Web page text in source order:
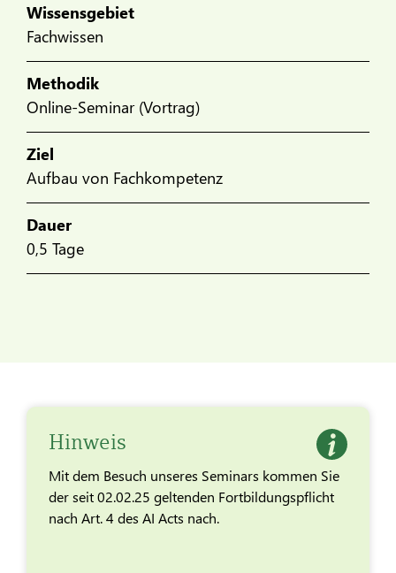
Wissensgebiet
Fachwissen
Methodik
Online-Seminar (Vortrag)
Ziel
Aufbau von Fachkompetenz
Dauer
0,5 Tage
Hinweis
Mit dem Besuch unseres Seminars kommen Sie
der seit 02.02.25 geltenden Fortbildungspflicht
nach Art. 4 des AI Acts nach.